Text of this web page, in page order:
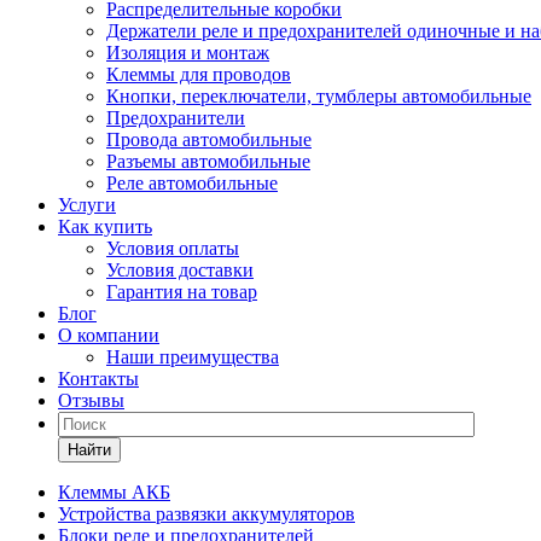
Распределительные коробки
Держатели реле и предохранителей одиночные и
Изоляция и монтаж
Клеммы для проводов
Кнопки, переключатели, тумблеры автомобильные
Предохранители
Провода автомобильные
Разъемы автомобильные
Реле автомобильные
Услуги
Как купить
Условия оплаты
Условия доставки
Гарантия на товар
Блог
О компании
Наши преимущества
Контакты
Отзывы
Найти
Клеммы АКБ
Устройства развязки аккумуляторов
Блоки реле и предохранителей